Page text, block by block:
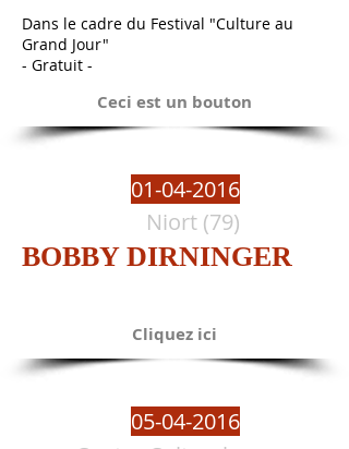
Dans le cadre du Festival "Culture au
Grand Jour"
- Gratuit -
Ceci est un bouton
01-04-2016
Niort (79)
BOBBY DIRNINGER
Cliquez ici
05-04-2016